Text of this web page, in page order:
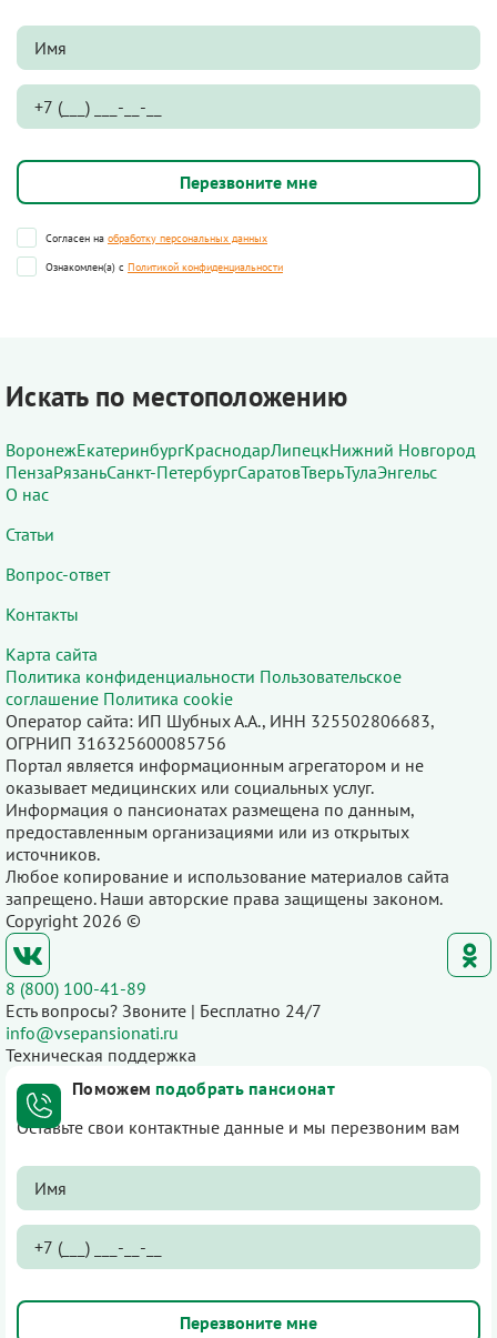
Согласен на обработку персональных данных
Ознакомлен(а) с Политикой конфиденциальности
Искать по местоположению
ВоронежЕкатеринбургКраснодарЛипецкНижний Новгород
ПензаРязаньСанкт-ПетербургСаратовТверьТулаЭнгельс
О нас
Статьи
Вопрос-ответ
Контакты
Карта сайта
Политика конфиденциальности Пользовательское
соглашение Политика cookie
Оператор сайта: ИП Шубных А.А., ИНН 325502806683,
ОГРНИП 316325600085756
Портал является информационным агрегатором и не
оказывает медицинских или социальных услуг.
Информация о пансионатах размещена по данным,
предоставленным организациями или из открытых
источников.
Любое копирование и использование материалов сайта
запрещено. Наши авторские права защищены законом.
Copyright 2026 ©
8 (800) 100-41-89
Есть вопросы? Звоните | Бесплатно 24/7
info@vsepansionati.ru
Техническая поддержка
Поможем подобрать пансионат
Оставьте свои контактные данные и мы перезвоним вам